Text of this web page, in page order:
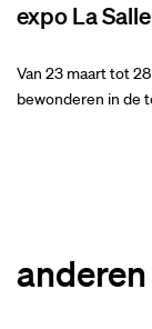
expo La
Van 23 maart tot
bewonderen in de